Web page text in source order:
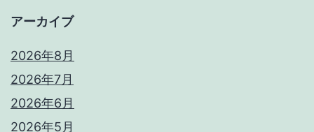
アーカイブ
2026年8月
2026年7月
2026年6月
2026年5月